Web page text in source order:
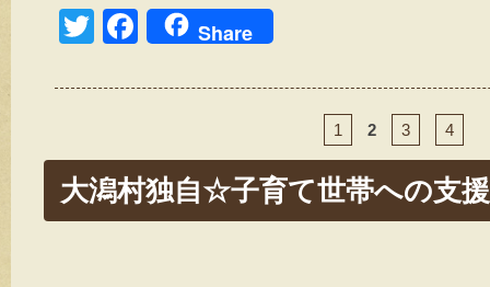
T
tt
F
c
b
o
Share
1 2 3 4
大潟村独自☆子育て世帯への支